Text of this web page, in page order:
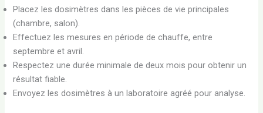
Placez les dosimètres dans les pièces de vie principales
(chambre, salon).
Effectuez les mesures en période de chauffe, entre
septembre et avril.
Respectez une durée minimale de deux mois pour obtenir un
résultat fiable.
Envoyez les dosimètres à un laboratoire agréé pour analyse.